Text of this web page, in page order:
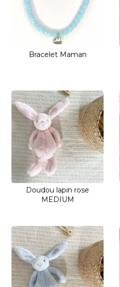
Bracelet Maman
Doudou lapin rose
MEDIUM